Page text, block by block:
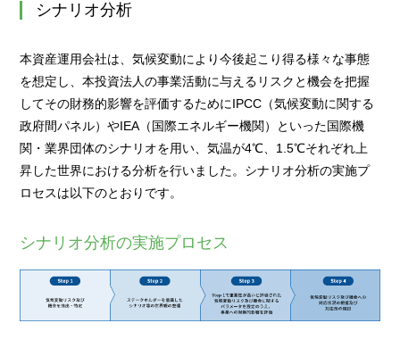
シナリオ分析
本資産運用会社は、気候変動により今後起こり得る様々な事態
を想定し、本投資法人の事業活動に与えるリスクと機会を把握
してその財務的影響を評価するためにIPCC（気候変動に関する
政府間パネル）やIEA（国際エネルギー機関）といった国際機
関・業界団体のシナリオを用い、気温が4℃、1.5℃それぞれ上
昇した世界における分析を行いました。シナリオ分析の実施プ
ロセスは以下のとおりです。
シナリオ分析の実施プロセス